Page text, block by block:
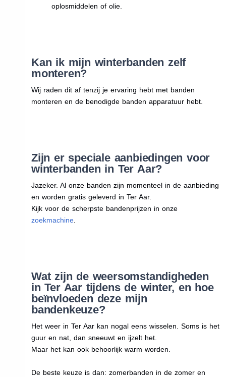
oplosmiddelen of olie.
Kan ik mijn winterbanden zelf
monteren?
Wij raden dit af tenzij je ervaring hebt met banden
monteren en de benodigde banden apparatuur hebt.
Zijn er speciale aanbiedingen voor
winterbanden in Ter Aar?
Jazeker. Al onze banden zijn momenteel in de aanbieding
en worden gratis geleverd in Ter Aar.
Kijk voor de scherpste bandenprijzen in onze
zoekmachine.
Wat zijn de weersomstandigheden
in Ter Aar tijdens de winter, en hoe
beïnvloeden deze mijn
bandenkeuze?
Het weer in Ter Aar kan nogal eens wisselen. Soms is het
guur en nat, dan sneeuwt en ijzelt het.
Maar het kan ook behoorlijk warm worden.
De beste keuze is dan: zomerbanden in de zomer en